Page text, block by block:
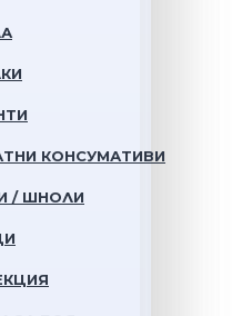
КОНСУМАТИВИ
/ ШНОЛИ